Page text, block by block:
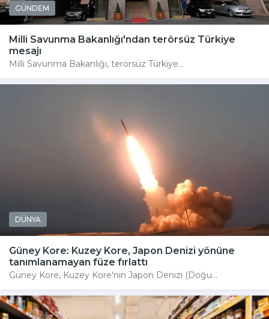
GÜNDEM
Milli Savunma Bakanlığı'ndan terörsüz Türkiye
mesajı
Milli Savunma Bakanlığı, terörsüz Türkiye...
DÜNYA
Güney Kore: Kuzey Kore, Japon Denizi yönüne
tanımlanamayan füze fırlattı
Güney Kore, Kuzey Kore'nin Japon Denizi (Doğu...